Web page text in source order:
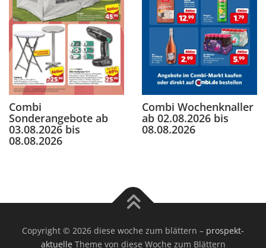
Combi
Sonderangebote ab
03.08.2026 bis
08.08.2026
Combi Wochenknaller
ab 02.08.2026 bis
08.08.2026
Copyright © 2026 diese woche zum blättern – prospekt-
aktuelle Theme von diese Woche zum Blättern